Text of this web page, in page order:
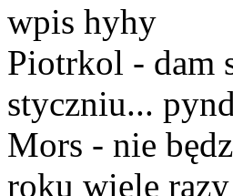
wpis hyhy
Piotrkol - dam
styczniu...
Mors - nie
roku wiele